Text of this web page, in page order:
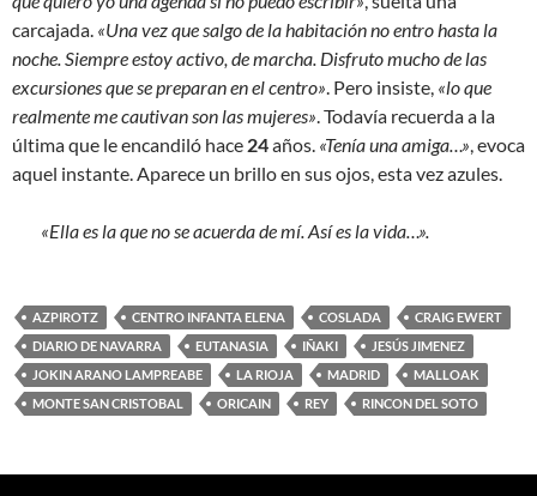
carcajada. «Una vez que salgo de la habitación no entro hasta la
noche. Siempre estoy activo, de marcha. Disfruto mucho de las
excursiones que se preparan en el centro». Pero insiste, «lo que
realmente me cautivan son las mujeres». Todavía recuerda a la
última que le encandiló hace 24años. «Tenía una amiga…», evoca
aquel instante. Aparece un brillo en sus ojos, esta vez azules.
«Ella es la que no se acuerda de mí. Así es la vida…».
AZPIROTZ CENTRO INFANTA ELENA COSLADA
CRAIG EWERT
DIARIO DE NAVARRA
EUTANASIA IÑAKI
JESÚS JIMENEZ
JOKIN ARANO LAMPREABE
LA RIOJA MADRID
MALLOAK
MONTE SAN CRISTOBAL
ORICAIN REY RINCON DEL SOTO